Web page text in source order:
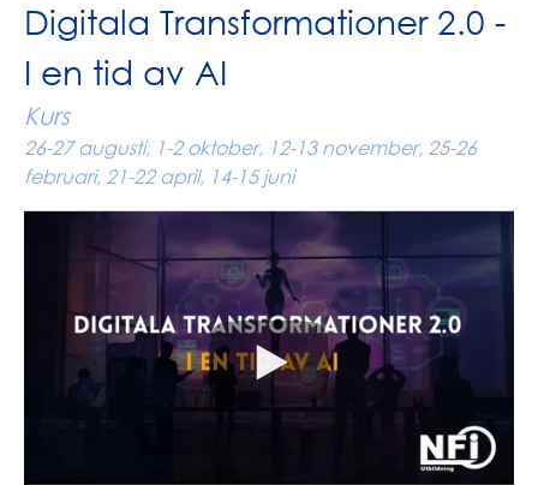
Digitala Transformationer 2.0 -
I en tid av AI
Kurs
26-27 augusti, 1-2 oktober, 12-13 november, 25-26
februari, 21-22 april, 14-15 juni